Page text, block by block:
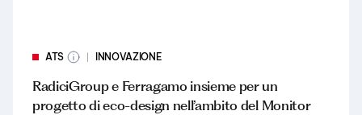
ATS INNOVAZIONE
RadiciGroup e Ferragamo insieme per un
progetto di eco-design nell’ambito del Monitor